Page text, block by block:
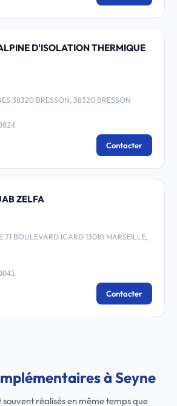
D'ISOLATION THERMIQUE
38320 BRESSON, 38320 BRESSON
Contacter
ZELFA
71 BOULEVARD ICARD 13010 MARSEILLE,
Contacter
à Seyne
réalisés en même temps que